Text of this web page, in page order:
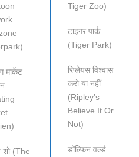
मार्केट
शो (The
Tiger Zoo)
टाइगर पार्क
(Tiger Park)
रिप्लेयस विश्वास
करो या नहीं
(Ripley’s
Believe It Or
Not)
डॉल्फिन वर्ल्ड